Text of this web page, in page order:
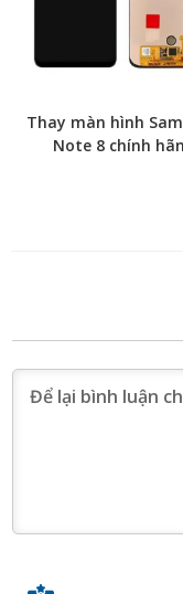
Thay màn hình
Note 8 chính